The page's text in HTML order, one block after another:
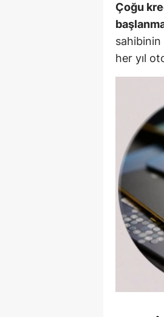
Çoğu
sahibinin
her yıl